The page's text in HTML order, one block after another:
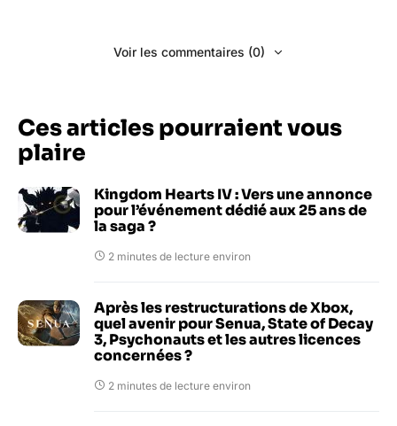
Voir les commentaires (0)
Ces articles pourraient vous
plaire
Kingdom Hearts IV : Vers une annonce
pour l’événement dédié aux 25 ans de
la saga ?
2 minutes de lecture environ
Après les restructurations de Xbox,
quel avenir pour Senua, State of Decay
3, Psychonauts et les autres licences
concernées ?
2 minutes de lecture environ